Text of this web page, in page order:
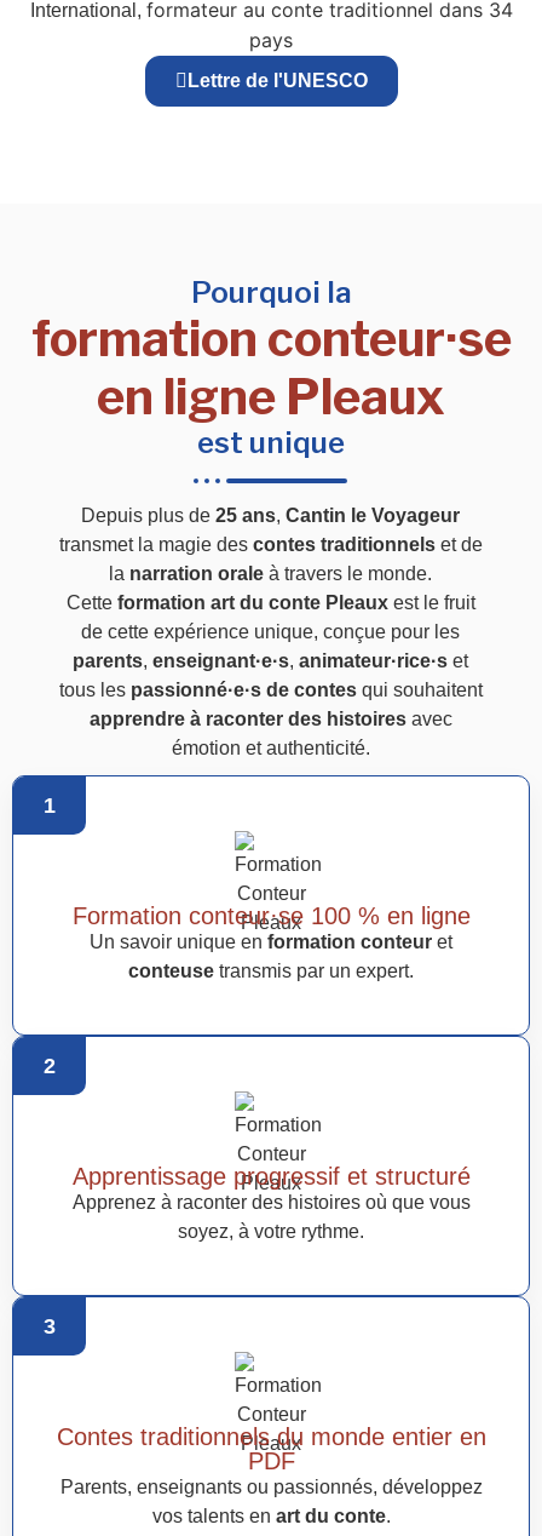
International, formateur au conte traditionnel dans 34
pays
Lettre de l'UNESCO
Pourquoi la
formation conteur·se
en ligne Pleaux
est unique
Depuis plus de25 ans,Cantin le Voyageur
transmet la magie des contes traditionnelset de
la narration orale à travers le monde.
Cette formation art du conte Pleauxest le fruit
de cette expérience unique, conçue pour les
parents,enseignant·e·s,animateur·rice·s et
tous les passionné·e·s de contesqui souhaitent
apprendre à raconter des histoiresavec
émotion et authenticité.
1
Formation conteur·se 100 % en ligne
Un savoir unique en formation conteur et
conteuse transmis par un expert.
2
Apprentissage progressif et structuré
Apprenez à raconter des histoires où que vous
soyez, à votre rythme.
3
Contes traditionnels du monde entier en
PDF
Parents, enseignants ou passionnés, développez
vos talents en art du conte.